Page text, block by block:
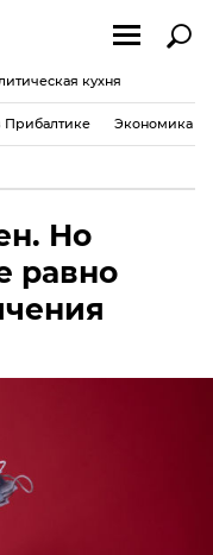
кухня
Экономика
Но
равно